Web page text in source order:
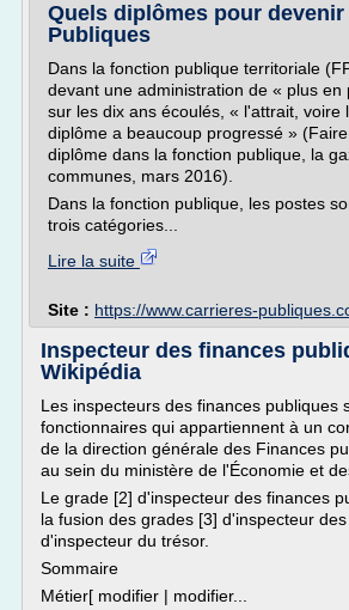
Quels diplômes pour devenir
Publiques
Dans la fonction publique territoriale
devant une administration de « plus en
sur les dix ans écoulés, « l'attrait, voire
diplôme a beaucoup progressé »
diplôme dans la fonction publique, la
communes, mars 2016).
Dans la fonction publique, les postes
trois catégories...
Lire la suite
Site : https://www.carrieres-
Inspecteur des finances
Wikipédia
Les inspecteurs des finances publiques
fonctionnaires qui appartiennent à un
de la direction générale des Finances
au sein du ministère de l'Économie et
Le grade [2] d'inspecteur des finances
la fusion des grades [3] d'inspecteur
d'inspecteur du trésor.
Sommaire
Métier[ modifier | modifier...